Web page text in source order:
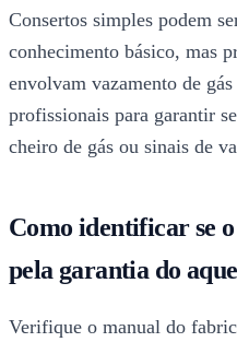
Consertos simples podem
conhecimento básico, mas
envolvam vazamento de
profissionais para garantir
cheiro de gás ou sinais de
Como identificar se
pela garantia do
Verifique o manual do